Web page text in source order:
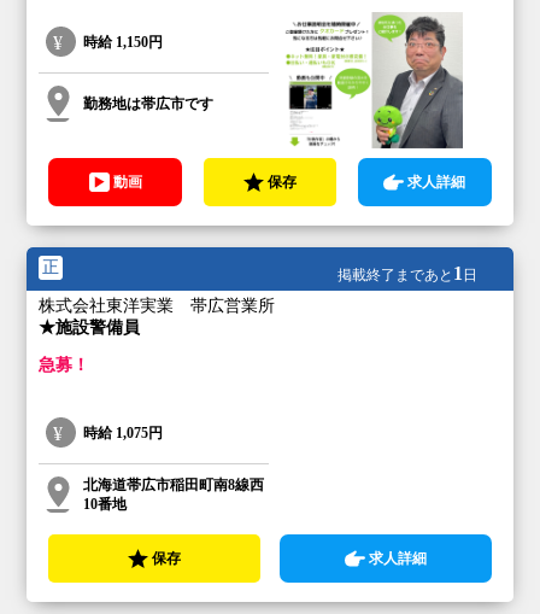
時給 1,150円
勤務地は帯広市です
動画 保存 求人詳細
正 掲載終了まであと 1 日
株式会社東洋実業 帯広営業所
★施設警備員
急募！
時給 1,075円
北海道帯広市稲田町南8線西
10番地
保存 求人詳細